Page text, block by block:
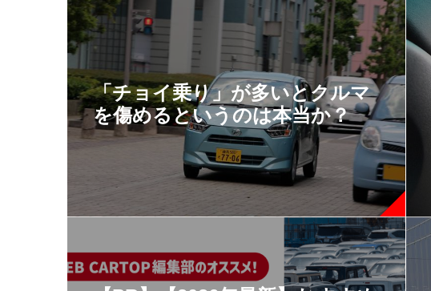
「チョイ乗り」が多いとクルマ
を傷めるというのは本当か？